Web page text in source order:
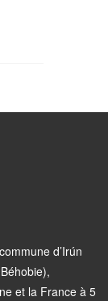
d’Irún
et la France à 5